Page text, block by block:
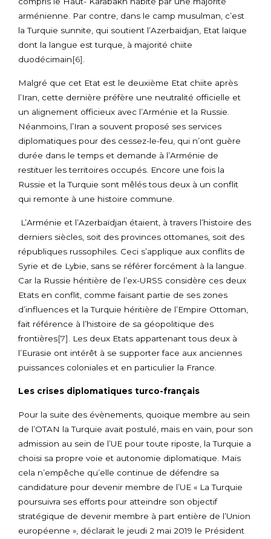
arménienne. Par contre, dans le camp musulman, c’est
la Turquie sunnite, qui soutient l’Azerbaïdjan, Etat laïque
dont la langue est turque, à majorité chiite
duodécimain[6]
Malgré que cet Etat est le deuxième Etat chiite après
l’Iran, cette dernière préfère une neutralité officielle et
un alignement officieux avec l’Arménie et la Russie.
Néanmoins, l’Iran a souvent proposé ses services
diplomatiques pour des cessez-le-feu, qui n’ont guère
durée dans le temps et demande à l’Arménie de
restituer les territoires occupés. Encore une fois la
Russie et la Turquie sont mêlés tous deux à un conflit
qui remonte à une histoire commune.
L’Arménie et l’Azerbaïdjan étaient, à travers l’histoire des
derniers siècles, soit des provinces ottomanes, soit des
républiques russophiles. Ceci s’applique aux conflits de
Syrie et de Lybie, sans se référer forcément à la langue.
Car la Russie héritière de l’ex-URSS considère ces deux
Etats en conflit, comme faisant partie de ses zones
d’influences et la Turquie héritière de l’Empire Ottoman,
fait référence à l’histoire de sa géopolitique des
frontières[7]
. Les deux Etats appartenant tous deux à
l’Eurasie ont intérêt à se supporter face aux anciennes
puissances coloniales et en particulier la France.
Les crises diplomatiques turco-français
Pour la suite des évènements, quoique membre au sein
de l’OTAN la Turquie avait postulé, mais en vain, pour son
admission au sein de l’UE pour toute riposte, la Turquie a
choisi sa propre voie et autonomie diplomatique. Mais
cela n’empêche qu’elle continue de défendre sa
candidature pour devenir membre de l’UE « La Turquie
poursuivra ses efforts pour atteindre son objectif
stratégique de devenir membre à part entière de l’Union
européenne », déclarait le jeudi 2 mai 2019 le Président